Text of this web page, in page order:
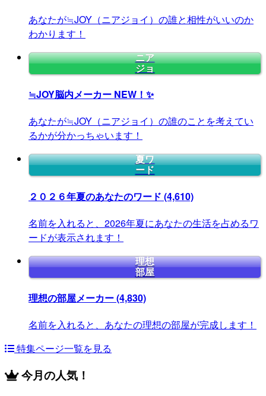
あなたが≒JOY（ニアジョイ）の誰と相性がいいのか
わかります！
ニア
ジョ
≒JOY脳内メーカー NEW！✨
あなたが≒JOY（ニアジョイ）の誰のことを考えてい
るかが分かっちゃいます！
夏ワ
ード
２０２６年夏のあなたのワード (4,610)
名前を入れると、2026年夏にあなたの生活を占めるワ
ードが表示されます！
理想
部屋
理想の部屋メーカー(4,830)
名前を入れると、あなたの理想の部屋が完成します！
特集ページ一覧を見る
今月の人気！